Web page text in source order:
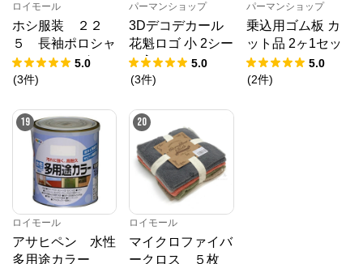
ロイモール
ホシ服装 ２２
５ 長袖ポロシャ
ツ ６ネイビー
Ｌ
5.0
(3件)
パーマンショップ
3Dデコデカール
花魁ロゴ 小 2シー
ト入り
5.0
(3件)
パーマンショップ
乗込用ゴム板 カ
ット品 2ヶ1セッ
ト
5.0
(2件)
19
ロイモール
アサヒペン 水性
多用途カラー
20
ロイモール
マイクロファイバ
ークロス ５枚